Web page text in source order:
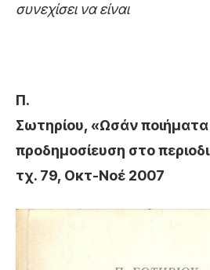
συνεχίσει να είναι
Π.
Σωτηρίου, «Ωσάν ποιήματα
προδημοσίευση στο
τχ. 79, Οκτ-Νοέ 2007